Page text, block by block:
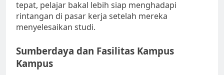
tepat, pelajar bakal lebih siap menghadapi
rintangan di pasar kerja setelah mereka
menyelesaikan studi.
Sumberdaya dan Fasilitas Kampus
Kampus